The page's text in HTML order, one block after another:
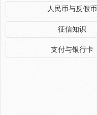
人民币与反假币
征信知识
支付与银行卡